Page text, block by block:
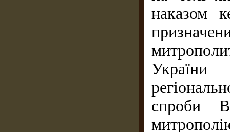
наказом
України
спроби